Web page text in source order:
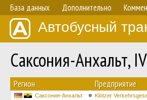
База данных Дополнительно
Автобусный
Саксония-Анхальт,
Регион Предприятие
Саксония-Анхальт Klötzer